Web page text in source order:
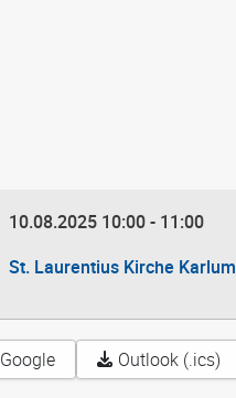
10.08.2025 10:00 - 11:00
St. Laurentius Kirche Karlum
Google Outlook (.ics)